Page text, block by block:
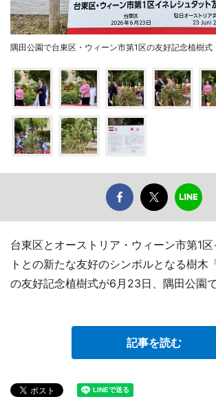
隅田公園で台東区・ウィーン市第1区の友好記念植樹
台東区とオーストリア・ウィーン市第1
トとの新たな友好のシンボルとなる樹木
の友好記念植樹式が6月23日、隅田公園で
記事を読む